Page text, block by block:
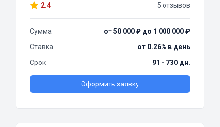
2.4 5 отзывов
Сумма
от 50 000 ₽ до 1 000 000 ₽
Ставка
от 0.26% в день
Срок
91 - 730 дн.
Оформить заявку